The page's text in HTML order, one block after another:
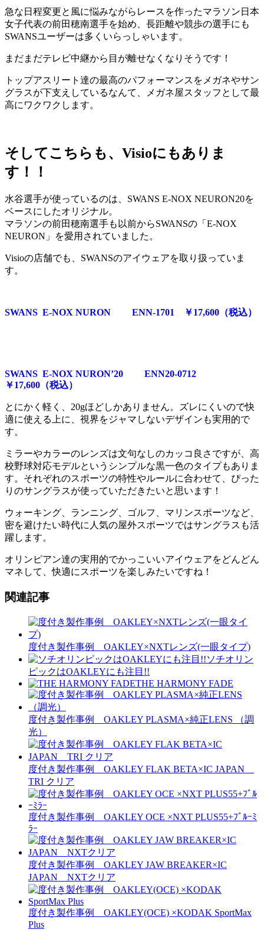
急な日程変更と風に悩みながらレースを作ったマラソン日本
女子代表の前田穂南選手を始め、長距離や競歩の選手にも
SWANSユーザーは多くいらっしゃいます。
まだまだテレビ中継から目が離せなくなりそうです！
トップアスリート達の最高のパフォーマンスをメガネやサン
グラスが下支えしているなんて、メガネ屋スタッフとして最
高にワクワクします。
そしてこちらも、Visioにもありま
す！！
水谷選手が使っているのは、SWANS E-NOX NEURON20を
ベースにしたオリジナル。
マラソンの前田穂南選手も以前からSWANSの「E-NOX
NEURON」を愛用されていました。
Visioの店舗でも、SWANSのアイウェアを取り扱っていま
す。
SWANS E-NOX NURON ENN-1701 ￥17,600（税込）
SWANS E-NOX NURON’20 ENN20-0712
￥17,600（税込）
とにかく軽く、20gほどしかありません。ズレにくいので快
適に使える上に、視界をジャマしないデザインも実用的で
す。
ミラーやカラーのレンズは文句なしのカッコ良さですが、高
校野球対応モデルというシンプルな黒一色のタイプもありま
す。それぞれのスポーツの特性やルールに合わせて、ぴった
りのサングラスが使っていただきたいと思います！
ウォーキング、ランニング、ゴルフ、マリンスポーツなど、
密を避けたい時代に人気の屋外スポーツではサングラスも活
躍します。
オリンピアン達の実用的でかっこいいアイウェアをどんどん
マネして、快適にスポーツを楽しみたいですね！
関連記事
度付き製作事例 OAKLEY×NXTレンズ(一眼タイプ)
ソチオリン
ピックはOAKLEYにも注目!!
THE HARMONY FADE
度付き製作事例 OAKLEY PLASMA×純正LENS （調
光）
度付き製作事例 OAKLEY FLAK BETA×IC JAPAN
TRI クリア
度付き製作事例 OAKLEY OCE ×NXT PLUS55+ﾌﾞﾙｰﾐ
ﾗｰ
度付き製作事例 OAKLEY JAW BREAKER×IC
JAPAN NXTクリア
度付き製作事例 OAKLEY(OCE) ×KODAK SportMax
Plus